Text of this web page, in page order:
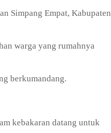
Simpang Empat, Kabupaten
warga yang rumahnya
berkumandang.
kebakaran datang untuk